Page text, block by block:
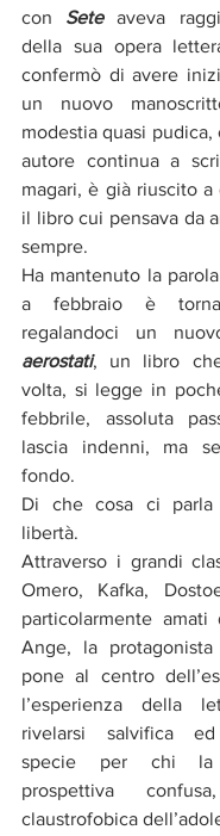
con Sete aveva
della sua opera
confermò di avere
un nuovo
modestia quasi pudica,
autore continua a
magari, è già riuscito
il libro cui pensava da
sempre.
Ha mantenuto la
a febbraio è
regalandoci un
aerostati, un libro
volta, si legge in
febbrile, assoluta
lascia indenni, ma
fondo.
Di che cosa ci parla
libertà.
Attraverso i grandi
Omero, Kafka,
particolarmente
Ange, la
pone al centro
l’esperienza della
rivelarsi salvifica ed
specie per chi la
prospettiva
claustrofobica